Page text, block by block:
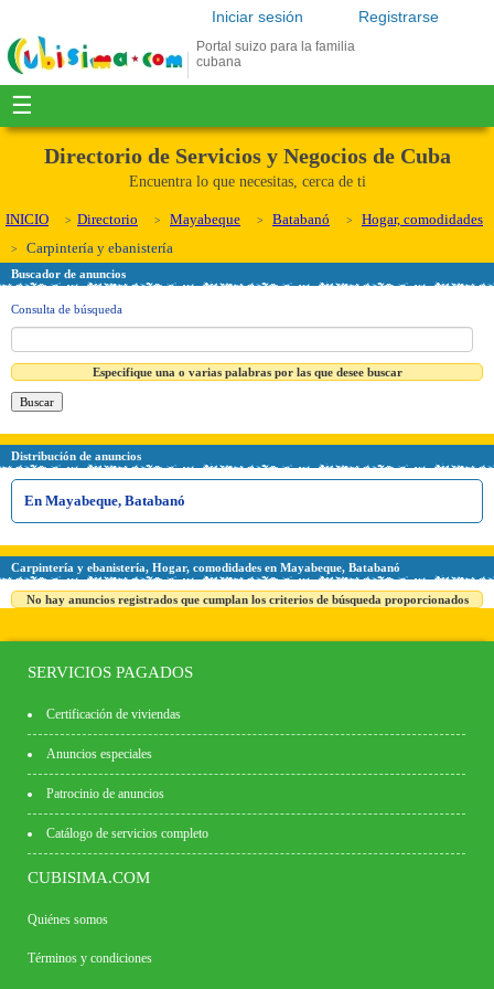
Registrarse
Iniciar sesión
Portal suizo para la familia
cubana
☰
Directorio de Servicios y Negocios de Cuba
Encuentra lo que necesitas, cerca de ti
INICIO Directorio Mayabeque Batabanó
Hogar, comodidades
Carpintería y ebanistería
Buscador de anuncios
Consulta de búsqueda
Especifique una o varias palabras por las que desee buscar
Distribución de anuncios
En Mayabeque, Batabanó
Carpintería y ebanistería, Hogar, comodidades en Mayabeque, Batabanó
No hay anuncios registrados que cumplan los criterios de búsqueda proporcionados
SERVICIOS PAGADOS
Certificación de viviendas
Anuncios especiales
Patrocinio de anuncios
Catálogo de servicios completo
CUBISIMA.COM
Quiénes somos
Términos y condiciones